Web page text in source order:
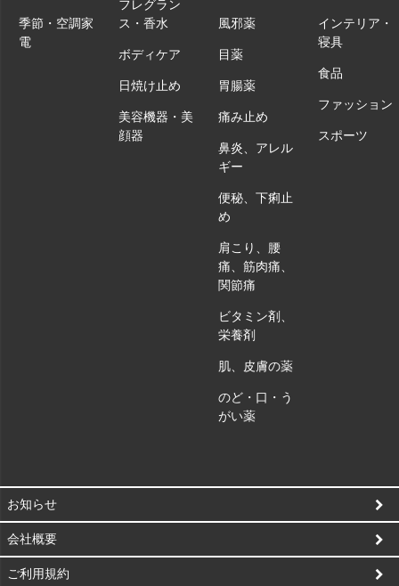
季節・空調家
電
フレグラン
ス・香水
ボディケア
日焼け止め
美容機器・美
顔器
風邪薬
目薬
胃腸薬
痛み止め
鼻炎、アレル
ギー
便秘、下痢止
め
肩こり、腰
痛、筋肉痛、
関節痛
ビタミン剤、
栄養剤
肌、皮膚の薬
のど・口・う
がい薬
インテリア・
寝具
食品
ファッション
スポーツ
お知らせ
会社概要
ご利用規約